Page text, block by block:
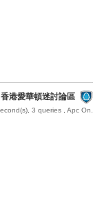
香港愛華頓迷討論區
3 queries , Apc On.